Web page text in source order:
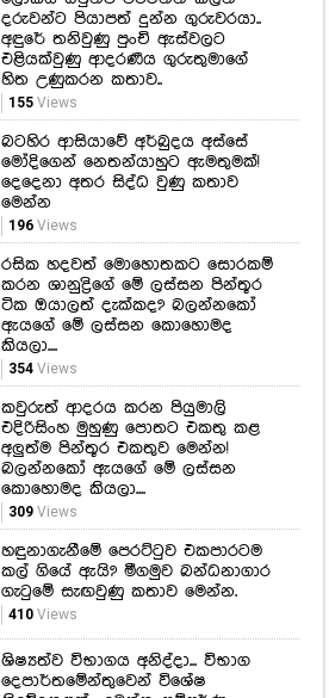
තරුණියන්ගේ හදවත් සොරාගත්ත
සිහින කුමාරයා සාරංග.... මුහුණු පොත
කැළඹූ ඔහුගේ අලුත්ම කඩවසම්
පින්තූර පෙළ මෙන්න..
216Views
ලෝකය ඔවුන්ව වට්ටන්න කලින්
දරුවන්ට පියාපත් දුන්න ගුරුවරයා..
අඳුරේ තනිවුණු පුංචි ඇස්වලට
එළියක්වුණු ආදරණීය ගුරුතුමාගේ
හිත උණුකරන කතාව..
බටහිර ආසියාවේ අර්බුදය අස්සේ
මෝදිගෙන් නෙතන්යාහුට ඇමතුමක්!
දෙදෙනා අතර සිද්ධ වුණු කතාව
මෙන්න
196 Views
රසික හදවත් මොහොතකට සොරකම්
කරන ශානුද්‍රිගේ මේ ලස්සන පින්තූර
ටික ඔයාලත් දැක්කද? බලන්නකෝ
ඇයගේ මේ ලස්සන කොහොමද
කියලා....
354Views
කවුරුත් ආදරය කරන පියුමාලි
එදිරිසිංහ මුහුණු පොතට එකතු කළ
අලුත්ම පින්තූර එකතුව මෙන්න!
බලන්නකෝ ඇයගේ මේ ලස්සන
කොහොමද කියලා....
හඳුනාගැනීමේ පෙරට්ටුව එකපාරටම